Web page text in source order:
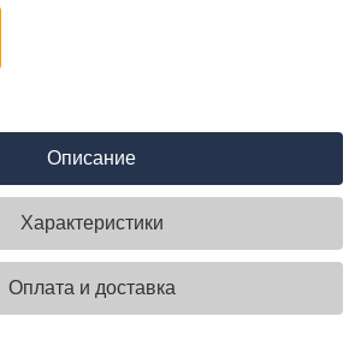
Описание
Характеристики
Оплата и доставка